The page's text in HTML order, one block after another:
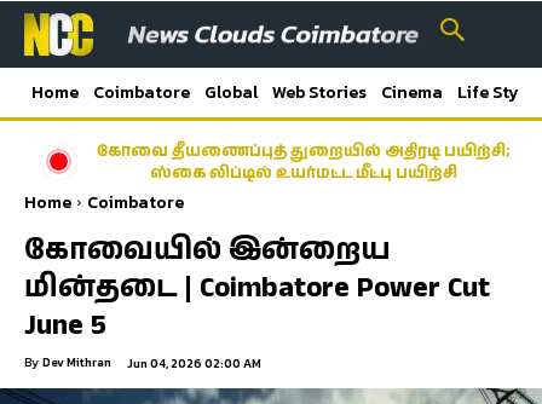
Home Coimbatore Global Web Stories Cinema Life Style
கோவை தீயணைப்புத் துறையில் அதிரடி பயிற்சி;
ஸ்கை லிப்டில் உயர்மட்ட மீட்பு பயிற்சி
Home Coimbatore
கோவையில் இன்றைய
மின்தடை | Coimbatore Power Cut
June 5
By Dev Mithran Jun 04, 2026 02:00 AM